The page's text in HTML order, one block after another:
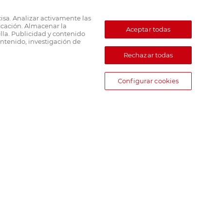
Analizar activamente las
Almacenar la
Publicidad y contenido
investigación de
Aceptar todas
Rechazar todas
Configurar cookies